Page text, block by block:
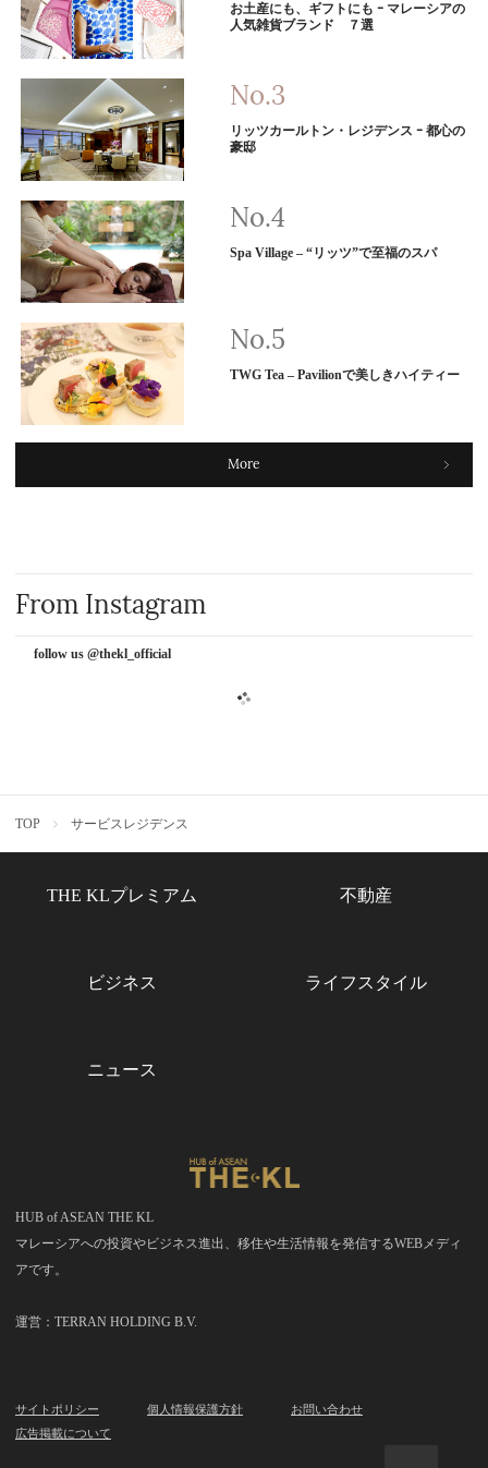
お土産にも、ギフトにも ｰ マレーシアの
人気雑貨ブランド ７選
リッツカールトン・レジデンス ｰ 都心の
豪邸
Spa Village – “リッツ”で至福のスパ
TWG Tea – Pavilionで美しきハイティー
More
From Instagram
follow us @thekl_official
TOP サービスレジデンス
THE KLプレミアム 不動産
ビジネス ライフスタイル
ニュース
HUB of ASEAN THE KL
マレーシアへの投資やビジネス進出、移住や生活情報を発信するWEBメディ
アです。
運営：TERRAN HOLDING B.V.
サイトポリシー 個人情報保護方針
お問い合わせ
広告掲載について